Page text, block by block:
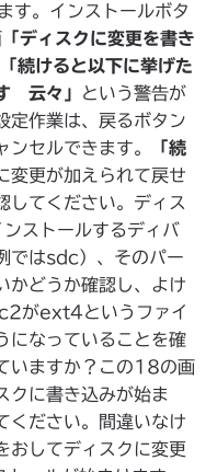
す。インストールボタ
「ディスクに変更を書き
「続けると以下に挙げた
云々」
という警告が
定作業は、戻るボタン
セルできます。
「続
変更が加えられて戻せ
してください。ディス
ストールするディバ
ではsdc）、そのパー
かどうか確認し、よけ
がext4というファイ
になっていることを確
いますか？この18の画
クに書き込みが始ま
ください。間違いなけ
おしてディスクに変更